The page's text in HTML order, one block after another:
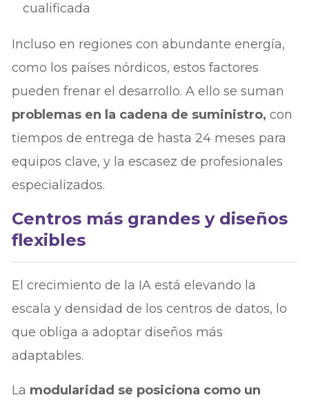
cualificada
Incluso en regiones con abundante energía,
como los países nórdicos, estos factores
pueden frenar el desarrollo. A ello se suman
problemas en la cadena de suministro, con
tiempos de entrega de hasta 24 meses para
equipos clave, y la escasez de profesionales
especializados.
Centros más grandes y diseños
flexibles
El crecimiento de la IA está elevando la
escala y densidad de los centros de datos, lo
que obliga a adoptar diseños más
adaptables.
La modularidad se posiciona como un